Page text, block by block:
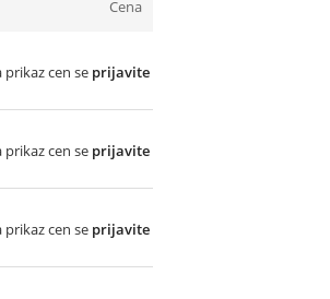
Cena
prikaz cen se prijavite
prikaz cen se prijavite
prikaz cen se prijavite